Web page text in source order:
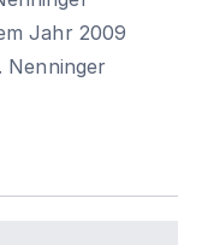
Jahr 2009
Nenninger